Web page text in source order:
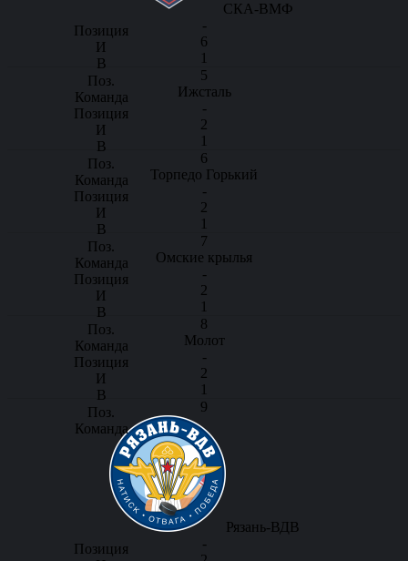
СКА-ВМФ
-
6
1
5
Ижсталь
-
2
1
6
Торпедо Горький
-
2
1
7
Омские крылья
-
2
1
8
Молот
-
2
1
9
Рязань-ВДВ
-